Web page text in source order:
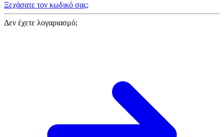
Ξεχάσατε τον κωδικό σας;
Δεν έχετε λογαριασμό;